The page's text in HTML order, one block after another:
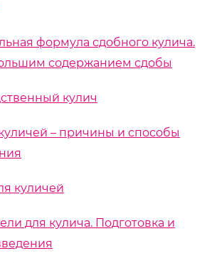
формула сдобного кулича.
содержанием сдобы
кулич
– причины и способы
куличей
для кулича. Подготовка и